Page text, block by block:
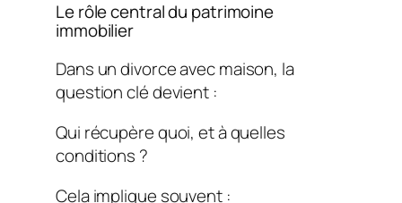
Le rôle central du patrimoine
immobilier
Dans un divorce avec maison, la
question clé devient :
Qui récupère quoi, et à quelles
conditions ?
Cela implique souvent :